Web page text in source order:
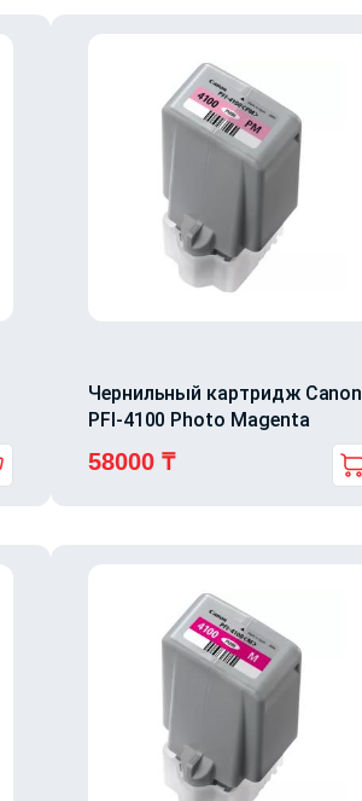
Чернильный картридж Canon
PFI-4100 Photo Magenta
58000 ₸